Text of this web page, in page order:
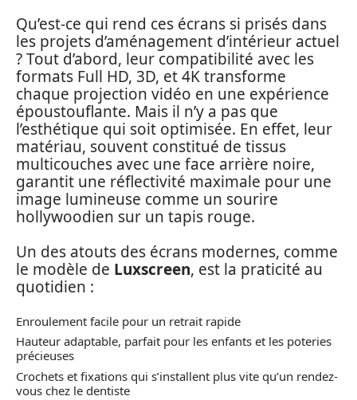
Qu’est-ce qui rend ces écrans si prisés dans
les projets d’aménagement d’intérieur actuel
? Tout d’abord, leur compatibilité avec les
formats Full HD, 3D, et 4K transforme
chaque projection vidéo en une expérience
époustouflante. Mais il n’y a pas que
l’esthétique qui soit optimisée. En effet, leur
matériau, souvent constitué de tissus
multicouches avec une face arrière noire,
garantit une réflectivité maximale pour une
image lumineuse comme un sourire
hollywoodien sur un tapis rouge.
Un des atouts des écrans modernes, comme
le modèle de Luxscreen, est la praticité au
quotidien :
Enroulement facile pour un retrait rapide
Hauteur adaptable, parfait pour les enfants et les poteries
précieuses
Crochets et fixations qui s’installent plus vite qu’un rendez-
vous chez le dentiste